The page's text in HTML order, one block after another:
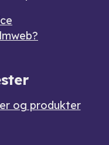
og produkter